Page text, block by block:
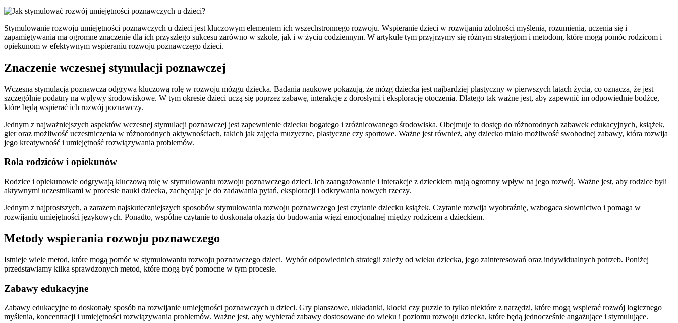
Stymulowanie rozwoju umiejętności poznawczych u dzieci jest kluczowym elementem ich wszechstronnego rozwoju. Wspieranie dzieci w rozwijaniu zdolności myślenia, rozumienia, uczenia się i
zapamiętywania ma ogromne znaczenie dla ich przyszłego sukcesu zarówno w szkole, jak i w życiu codziennym. W artykule tym przyjrzymy się różnym strategiom i metodom, które mogą pomóc rodzicom i
opiekunom w efektywnym wspieraniu rozwoju poznawczego dzieci.
Znaczenie wczesnej stymulacji poznawczej
Wczesna stymulacja poznawcza odgrywa kluczową rolę w rozwoju mózgu dziecka. Badania naukowe pokazują, że mózg dziecka jest najbardziej plastyczny w pierwszych latach życia, co oznacza, że jest
szczególnie podatny na wpływy środowiskowe. W tym okresie dzieci uczą się poprzez zabawę, interakcje z dorosłymi i eksplorację otoczenia. Dlatego tak ważne jest, aby zapewnić im odpowiednie bodźce,
które będą wspierać ich rozwój poznawczy.
Jednym z najważniejszych aspektów wczesnej stymulacji poznawczej jest zapewnienie dziecku bogatego i zróżnicowanego środowiska. Obejmuje to dostęp do różnorodnych zabawek edukacyjnych, książek,
gier oraz możliwość uczestniczenia w różnorodnych aktywnościach, takich jak zajęcia muzyczne, plastyczne czy sportowe. Ważne jest również, aby dziecko miało możliwość swobodnej zabawy, która rozwija
jego kreatywność i umiejętność rozwiązywania problemów.
Rola rodziców i opiekunów
Rodzice i opiekunowie odgrywają kluczową rolę w stymulowaniu rozwoju poznawczego dzieci. Ich zaangażowanie i interakcje z dzieckiem mają ogromny wpływ na jego rozwój. Ważne jest, aby rodzice byli
aktywnymi uczestnikami w procesie nauki dziecka, zachęcając je do zadawania pytań, eksploracji i odkrywania nowych rzeczy.
Jednym z najprostszych, a zarazem najskuteczniejszych sposobów stymulowania rozwoju poznawczego jest czytanie dziecku książek. Czytanie rozwija wyobraźnię, wzbogaca słownictwo i pomaga w
rozwijaniu umiejętności językowych. Ponadto, wspólne czytanie to doskonała okazja do budowania więzi emocjonalnej między rodzicem a dzieckiem.
Metody wspierania rozwoju poznawczego
Istnieje wiele metod, które mogą pomóc w stymulowaniu rozwoju poznawczego dzieci. Wybór odpowiednich strategii zależy od wieku dziecka, jego zainteresowań oraz indywidualnych potrzeb. Poniżej
przedstawiamy kilka sprawdzonych metod, które mogą być pomocne w tym procesie.
Zabawy edukacyjne
Zabawy edukacyjne to doskonały sposób na rozwijanie umiejętności poznawczych u dzieci. Gry planszowe, układanki, klocki czy puzzle to tylko niektóre z narzędzi, które mogą wspierać rozwój logicznego
myślenia, koncentracji i umiejętności rozwiązywania problemów. Ważne jest, aby wybierać zabawy dostosowane do wieku i poziomu rozwoju dziecka, które będą jednocześnie angażujące i stymulujące.